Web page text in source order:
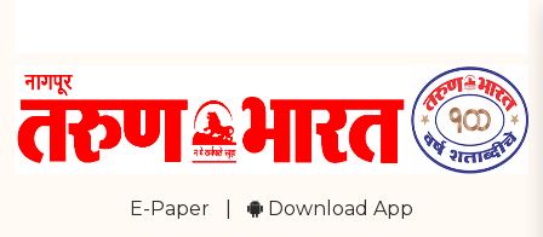
E-Paper Download App